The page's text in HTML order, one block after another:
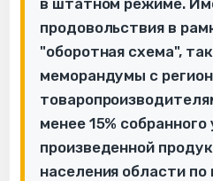
продовольствия в
"оборотная схема",
меморандумы с
менее 15%
произведенной
населения области